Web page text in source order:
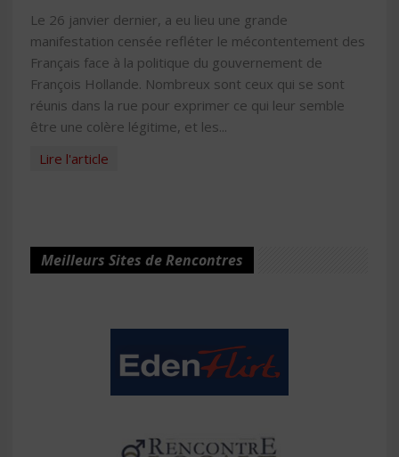
Le 26 janvier dernier, a eu lieu une grande
manifestation censée refléter le mécontentement des
Français face à la politique du gouvernement de
François Hollande. Nombreux sont ceux qui se sont
réunis dans la rue pour exprimer ce qui leur semble
être une colère légitime, et les...
Lire l'article
Meilleurs Sites de Rencontres